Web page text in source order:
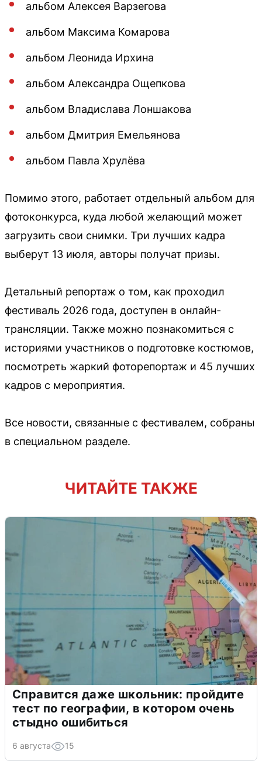
альбом Алексея Варзегова
альбом Максима Комарова
альбом Леонида Ирхина
альбом Александра Ощепкова
альбом Владислава Лоншакова
альбом Дмитрия Емельянова
альбом Павла Хрулёва
Помимо этого, работает отдельный альбом для
фотоконкурса, куда любой желающий может
загрузить свои снимки. Три лучших кадра
выберут 13 июля, авторы получат призы.
Детальный репортаж о том, как проходил
фестиваль 2026 года, доступен в онлайн-
трансляции. Также можно познакомиться с
историями участников о подготовке костюмов,
посмотреть жаркий фоторепортаж и 45 лучших
кадров с мероприятия.
Все новости, связанные с фестивалем, собраны
в специальном разделе.
ЧИТАЙТЕ ТАКЖЕ
Справится даже школьник: пройдите
тест по географии, в котором очень
стыдно ошибиться
6 августа 15